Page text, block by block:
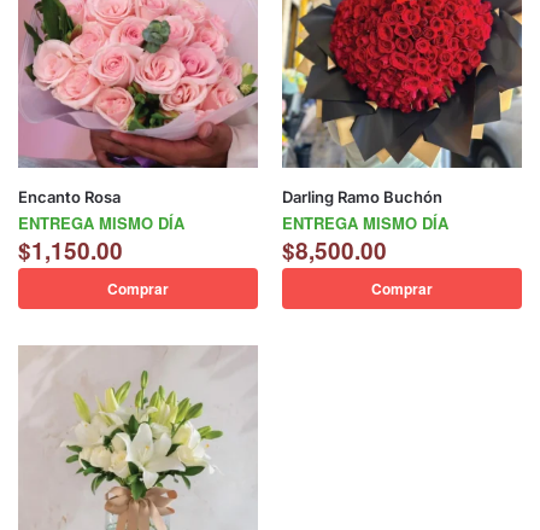
Encanto Rosa
ENTREGA MISMO DÍA
$1,150.00
Comprar
Darling Ramo Buchón
ENTREGA MISMO DÍA
$8,500.00
Comprar